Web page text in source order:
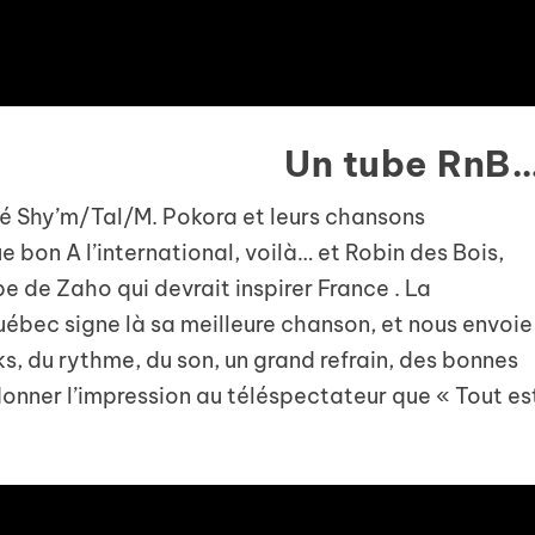
Un tube
Tal/M. Pokora et leurs chansons
bon A l’international, voilà… et Robin des Bois,
de Zaho qui devrait inspirer France . La
signe là sa meilleure chanson, et nous envoie
du rythme, du son, un grand refrain, des bonnes
l’impression au téléspectateur que « Tout